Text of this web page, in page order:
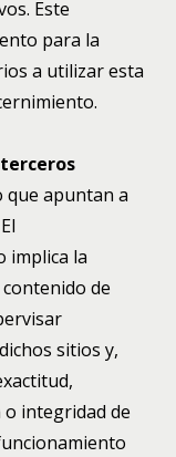
Este
para la
a utilizar esta
que apuntan a
implica la
de
sitios y,
integridad de